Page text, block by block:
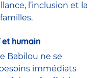
l’inclusion et la
humain
Babilou ne se
immédiats